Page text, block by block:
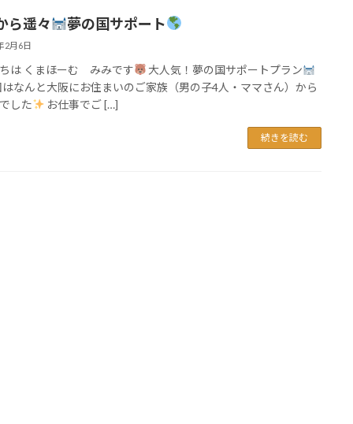
ら遥々 夢の国サポート
2月6日
は くまほーむ みみです
大人気！夢の国サポートプラン
なんと大阪にお住まいのご家族（男の子4人・ママさん）から
した
お仕事でご […]
続きを読む